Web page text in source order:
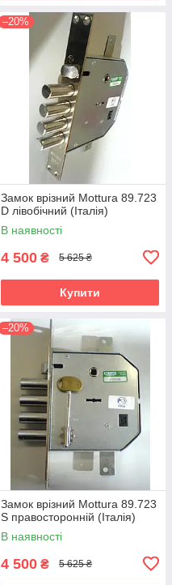
–20%
Замок врізний Mottura 89.723
D лівобічний (Італія)
В наявності
4 500 ₴ 5 625 ₴
Купити
–20%
Замок врізний Mottura 89.723
S правосторонній (Італія)
В наявності
4 500 ₴ 5 625 ₴